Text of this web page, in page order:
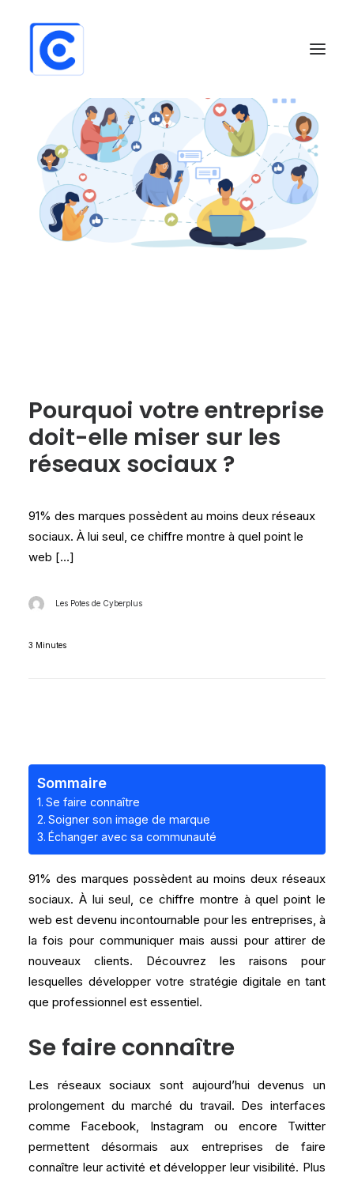
Pourquoi votre entreprise
doit-elle miser sur les
réseaux sociaux ?
91% des marques possèdent au moins deux réseaux
sociaux. À lui seul, ce chiffre montre à quel point le
web […]
Les Potes de Cyberplus
3 Minutes
Sommaire
Se faire connaître
Soigner son image de marque
Échanger avec sa communauté
91% des marques possèdent au moins deux réseaux
sociaux. À lui seul, ce chiffre montre à quel point le
web est devenu incontournable pour les entreprises, à
la fois pour communiquer mais aussi pour attirer de
nouveaux clients. Découvrez les raisons pour
lesquelles développer votre stratégie digitale en tant
que professionnel est essentiel.
Se faire connaître
Les réseaux sociaux sont aujourd’hui devenus un
prolongement du marché du travail. Des interfaces
comme Facebook, Instagram ou encore Twitter
permettent désormais aux entreprises de faire
connaître leur activité et développer leur visibilité. Plus